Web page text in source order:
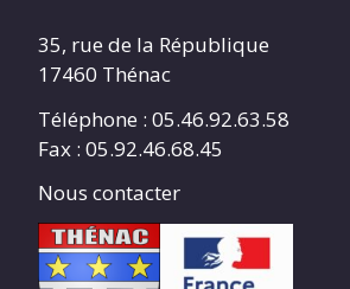
35, rue de la République
17460 Thénac
Téléphone : 05.46.92.63.58
Fax : 05.92.46.68.45
Nous contacter